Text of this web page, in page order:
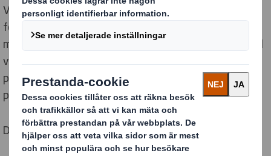
Världen har alltid förändrats. Men just nu ändras den
fortare än någonsin. Som konsumenter kräver vi alla
mer av de produkter och tjänster vi köper. Samtidigt vill
vi att de företag vi köper från radikalt ska minska sin
påverkan på omvärlden. Och, där det är möjligt, ha en
positiv effekt på människor och planeten.
Det är där DS Smith – och du – kommer in.